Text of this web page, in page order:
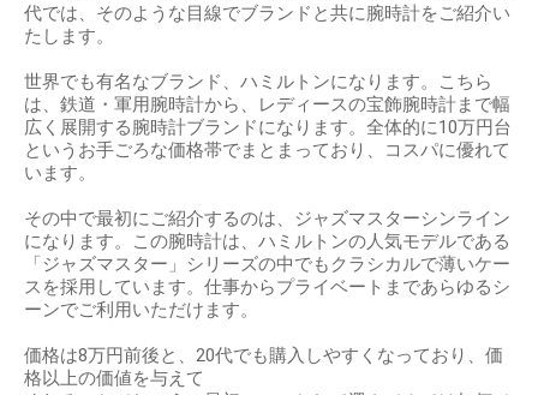
代では、そのような目線でブランドと共に腕時計をご紹介い
たします。
世界でも有名なブランド、ハミルトンになります。こちら
は、鉄道・軍用腕時計から、レディースの宝飾腕時計まで幅
広く展開する腕時計ブランドになります。全体的に10万円台
というお手ごろな価格帯でまとまっており、コスパに優れて
います。
その中で最初にご紹介するのは、ジャズマスターシンライン
になります。この腕時計は、ハミルトンの人気モデルである
「ジャズマスター」シリーズの中でもクラシカルで薄いケー
スを採用しています。仕事からプライベートまであらゆるシ
ーンでご利用いただけます。
価格は8万円前後と、20代でも購入しやすくなっており、価
格以上の価値を与えて